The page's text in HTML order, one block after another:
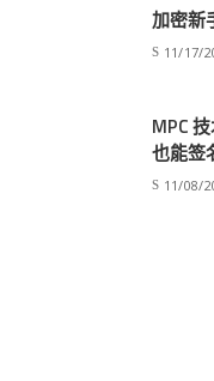
加密新
11/17/
MPC
也能签
11/08/